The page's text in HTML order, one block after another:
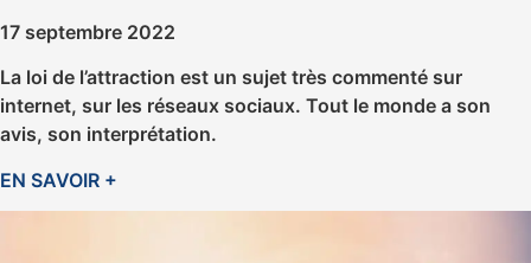
17 septembre 2022
La loi de l’attraction est un sujet très commenté sur
internet, sur les réseaux sociaux. Tout le monde a son
avis, son interprétation.
EN SAVOIR +